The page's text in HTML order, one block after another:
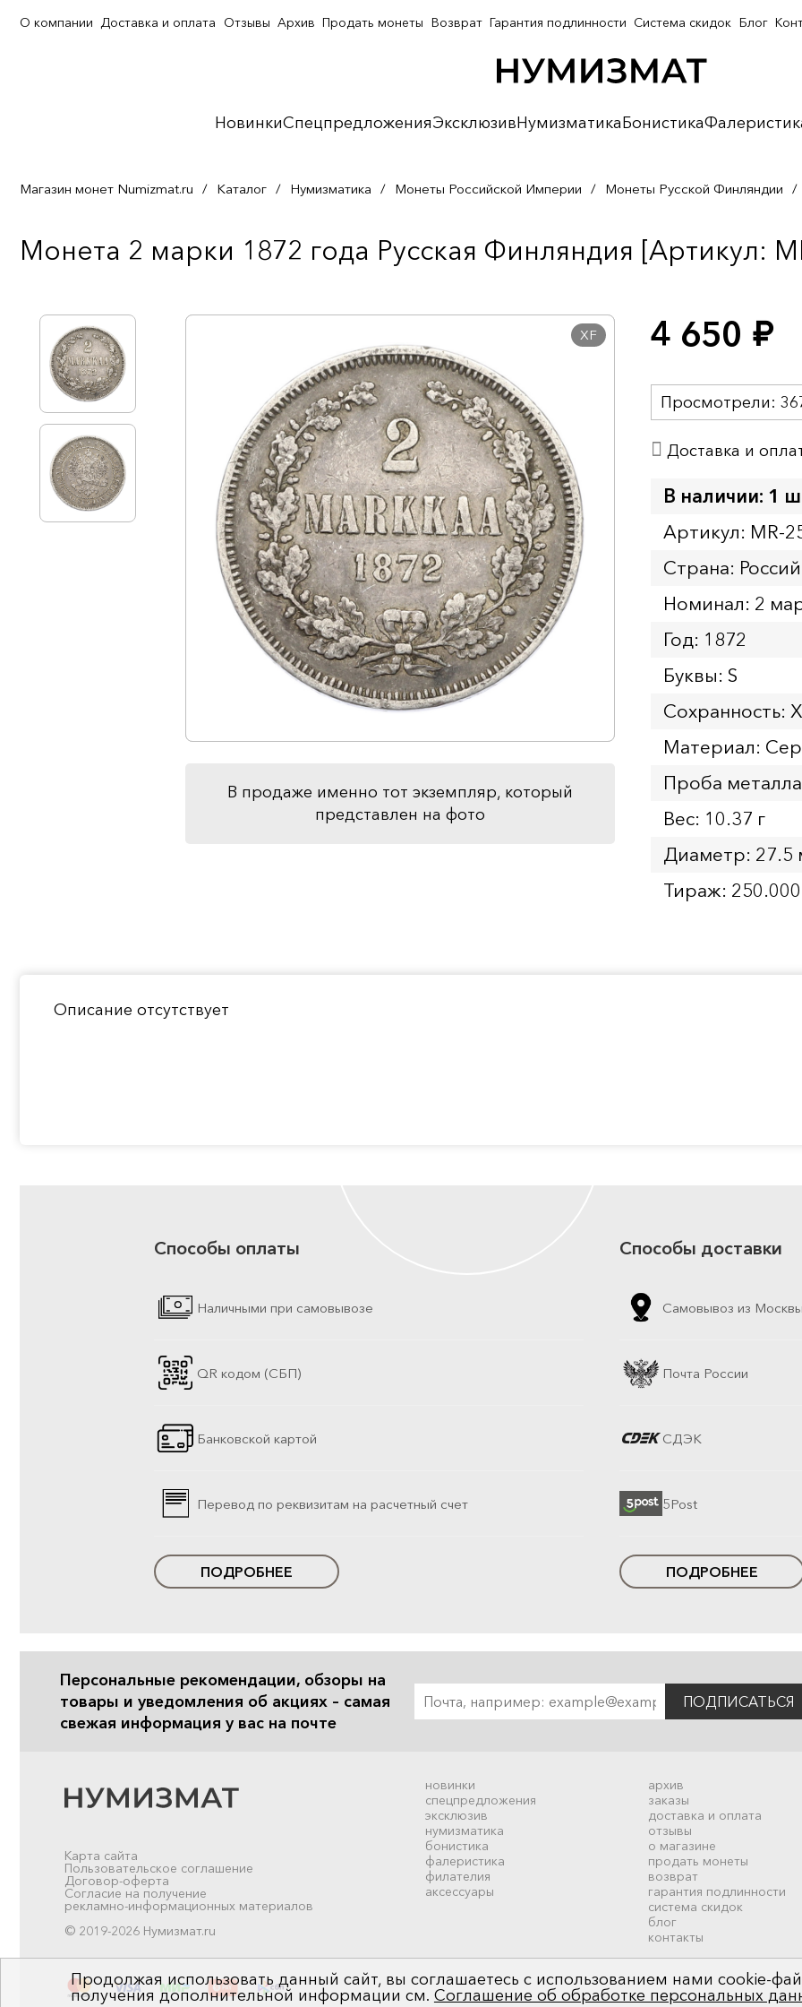
НовинкиСпецпредложенияЭксклюзивНумизматикаБонистика
О компании Доставка и оплата Отзывы Архив Продать монеты Возврат Гарантия подлинности Система скидок Блог
Магазин монет Numizmat.ru / Каталог / Нумизматика / Монеты Российской Империи / Монеты Русской Финляндии /
Монета 2 марки 1872 года Русская Финляндия [Артикул:
XF
В продаже именно тот экземпляр, который
представлен на фото
4 650 руб.
Просмотрели:
Доставка и
В наличии: 1
Артикул: MR-
Страна:
Номинал: 2
Год: 1872
Буквы: S
Сохранность:
Материал:
Проба
Вес: 10.37 г
Диаметр: 27.5
Тираж:
Описание отсутствует
Способы оплаты
Наличными при самовывозе
QR кодом (СБП)
Банковской картой
Перевод по реквизитам на расчетный счет
ПОДРОБНЕЕ
Способы доставки
Самовывоз из
Почта России
СДЭК
5Post
ПОДРОБНЕЕ
Персональные рекомендации, обзоры на
товары и уведомления об акциях – самая
свежая информация у вас на почте
ПОДПИСАТЬСЯ
новинки
спецпредложения
эксклюзив
нумизматика
бонистика
фалеристика
филателия
аксессуары
архив
заказы
доставка и оплата
отзывы
о магазине
продать монеты
возврат
гарантия подлинности
система скидок
блог
контакты
Карта сайта
Пользовательское соглашение
Договор-оферта
Согласие на получение
рекламно-информационных материалов
© 2019-2026 Нумизмат.ru
Продолжая использовать данный сайт, вы соглашаетесь с использованием нами cookie-
получения дополнительной информации см. Соглашение об обработке персональных